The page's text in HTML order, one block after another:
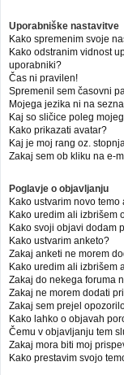
Uporabniške nastavitve
Kako spremenim svoje
Kako odstranim vidnost
uporabniki?
Čas ni pravilen!
Spremenil sem časovni
Mojega jezika ni na
Kaj so sličice poleg
Kako prikazati avatar?
Kaj je moj rang oz.
Zakaj sem ob kliku na e-
Poglavje o objavljanju
Kako ustvarim novo
Kako uredim ali izbrišem
Kako svoji objavi dodam
Kako ustvarim anketo?
Zakaj anketi ne morem
Kako uredim ali izbrišem
Zakaj do nekega foruma
Zakaj ne morem dodati
Zakaj sem prejel
Kako lahko o objavah
Čemu v objavljanju tem
Zakaj mora biti moj
Kako prestavim svojo